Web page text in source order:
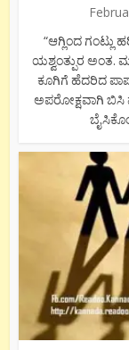
“ಆಗ್ಲಿಂದ ಗಂಟ್ಲು
ಯಶ್ವಂತ್ಪುರ ಅಂತ.
ಕೂಗಿಗೆ ಹೆದರಿದ
ಅಪರೋಕ್ಷವಾಗಿ ಬಿಸಿ